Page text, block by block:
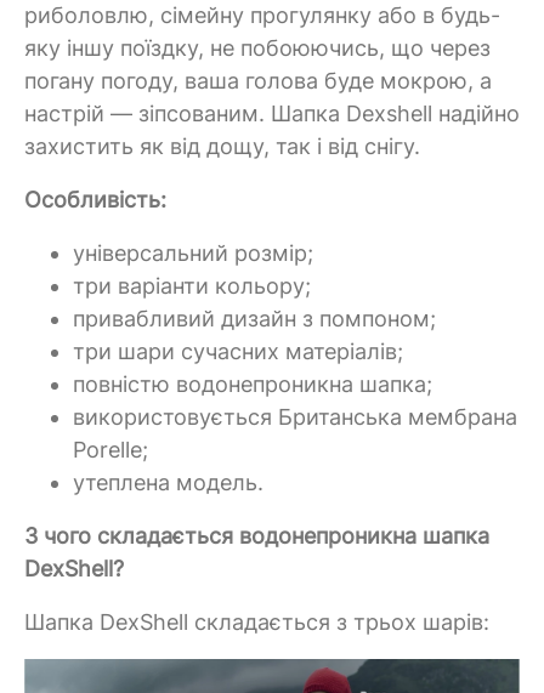
риболовлю, сімейну прогулянку або в будь-
яку іншу поїздку, не побоюючись, що через
погану погоду, ваша голова буде мокрою, а
настрій — зіпсованим. Шапка Dexshell надійно
захистить як від дощу, так і від снігу.
Особливість:
універсальний розмір;
три варіанти кольору;
привабливий дизайн з помпоном;
три шари сучасних матеріалів;
повністю водонепроникна шапка;
використовується Британська мембрана
Porelle;
утеплена модель.
З чого складається водонепроникна шапка
DexShell?
Шапка DexShell складається з трьох шарів: